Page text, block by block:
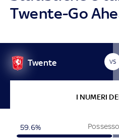
Twente-Go
Twente VS
I NUMERI
59.6%